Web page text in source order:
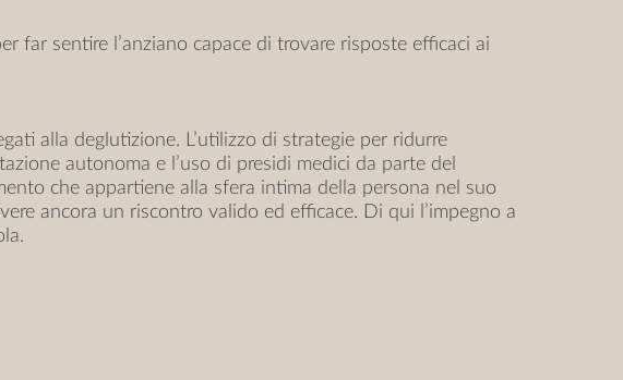
far sentire l’anziano capace di trovare risposte efficaci ai
alla deglutizione. L’utilizzo di strategie per ridurre
autonoma e l’uso di presidi medici da parte del
che appartiene alla sfera intima della persona nel suo
ancora un riscontro valido ed efficace. Di qui l’impegno a